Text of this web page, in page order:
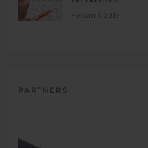
maart 1, 2019
PARTNERS